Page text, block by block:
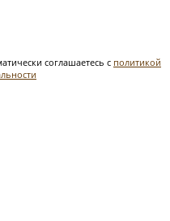
соглашаетесь с политикой